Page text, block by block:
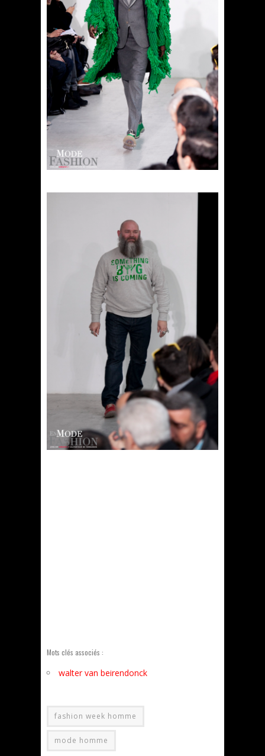
Mots clés associés :
walter van beirendonck
fashion week homme
mode homme